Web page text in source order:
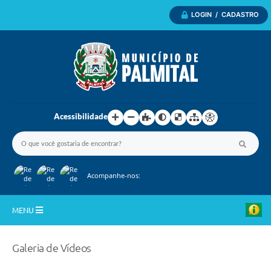
LOGIN / CADASTRO
Acessibilidade
Acompanhe-nos:
MENU
Galeria de Vídeos